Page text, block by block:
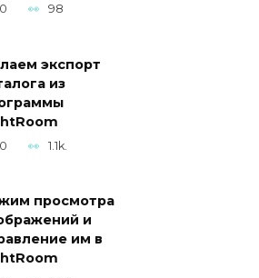
0 98
экспорт
из
0 1.1k.
просмотра
и
им в